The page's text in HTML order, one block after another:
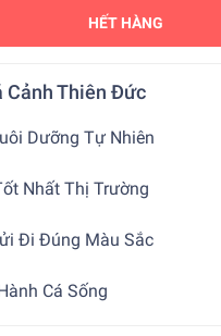
HẾT HÀNG
Cảnh Thiên Đức
Dưỡng Tự Nhiên
Nhất Thị Trường
Đi Đúng Màu Sắc
Cá Sống